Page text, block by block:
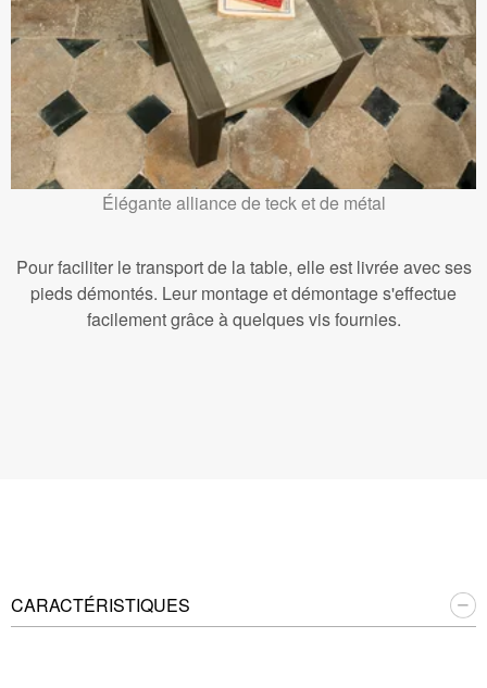
Élégante alliance de teck et de métal
Pour faciliter le transport de la table, elle est livrée avec ses
pieds démontés. Leur montage et démontage s'effectue
facilement grâce à quelques vis fournies.
CARACTÉRISTIQUES